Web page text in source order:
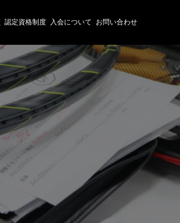
認定資格制度 入会について お問い合わせ